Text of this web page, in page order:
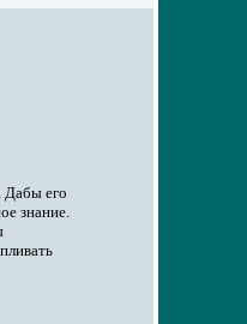
Дабы его
знание.